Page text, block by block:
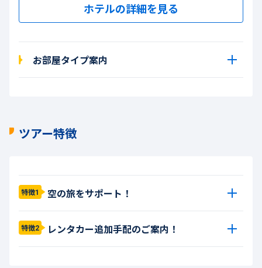
ホテルの詳細を見る
お部屋タイプ案内
ツアー特徴
特徴1 空の旅をサポート！
特徴2 レンタカー追加手配のご案内！